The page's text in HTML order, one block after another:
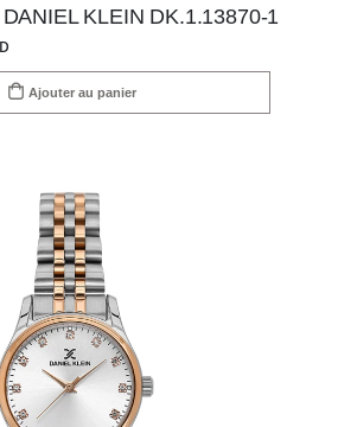
KLEIN DK.1.13870-1
Ajouter au panier